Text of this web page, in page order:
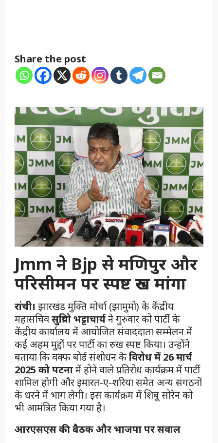
Share the post
Jmm ने Bjp से मणिपुर और
परिसीमन पर स्पष्ट रुख मांगा
रांची। झारखंड मुक्ति मोर्चा (झामुमो) के केंद्रीय
महासचिवसुप्रियो भट्टाचार्यने गुरुवार को पार्टी के
केंद्रीय कार्यालय में आयोजित संवाददाता सम्मेलन में
कई अहम मुद्दों पर पार्टी का रुख स्पष्ट किया। उन्होंने
बताया कि वक्फ बोर्ड संशोधन केविरोध में 26 मार्च
2025 को पटनामें होने वाले प्रतिरोध कार्यक्रम में पार्टी
शामिल होगी और इमारत-ए-शरिया समेत अन्य संगठनों
के धरने में भाग लेगी। इस कार्यक्रम में शिबू सोरेन को
भी आमंत्रित किया गया है।
आरएसएस की बैठक और भाजपा पर सवाल